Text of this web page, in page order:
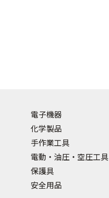
電子機器
化学製品
手作業工具
電動・油圧・空圧工具
保護具
安全用品